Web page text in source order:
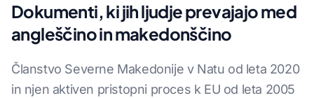
Dokumenti, ki jih ljudje prevajajo med
angleščino in makedonščino
Članstvo Severne Makedonije v Natu od leta 2020
in njen aktiven pristopni proces k EU od leta 2005